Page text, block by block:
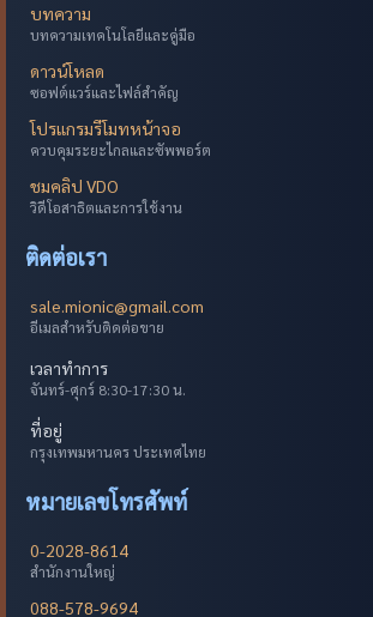
บทความ
บทความเทคโนโลยีและคู่มือ
ดาวน์โหลด
ซอฟต์แวร์และไฟล์สำคัญ
โปรแกรมรีโมทหน้าจอ
ควบคุมระยะไกลและซัพพอร์ต
ชมคลิป VDO
วิดีโอสาธิตและการใช้งาน
ติดต่อเรา
sale.mionic@gmail.com
อีเมลสำหรับติดต่อขาย
เวลาทำการ
จันทร์-ศุกร์ 8:30-17:30 น.
ที่อยู่
กรุงเทพมหานคร ประเทศไทย
หมายเลขโทรศัพท์
0-2028-8614
สำนักงานใหญ่
088-578-9694